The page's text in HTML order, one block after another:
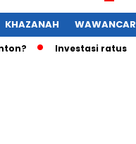
KHAZANAH
Investasi ratusan